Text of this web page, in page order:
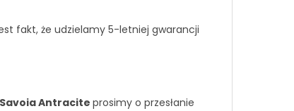
fakt, że udzielamy 5-letniej gwarancji
Antraciteprosimy o przesłanie